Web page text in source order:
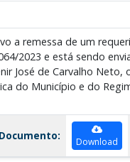
a remessa de um
2023 e está sendo
José de Carvalho Neto,
do Município e do
Documento: Download